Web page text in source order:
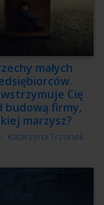
małych
Cię
budową firmy,
marzysz?
Katarzyna Trzonek